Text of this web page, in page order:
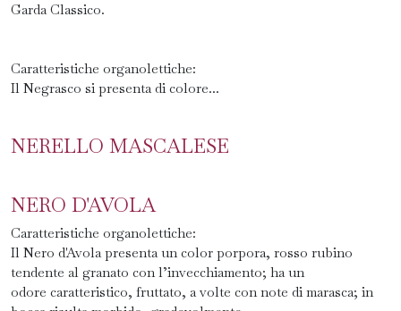
Garda Classico.
Caratteristiche organolettiche:
Il Negrasco si presenta di colore...
NERELLO MASCALESE
NERO D'AVOLA
Caratteristiche organolettiche:
Il Nero d'Avola presenta un color porpora, rosso rubino
tendente al granato con l’invecchiamento; ha un
odore caratteristico, fruttato, a volte con note di marasca; in